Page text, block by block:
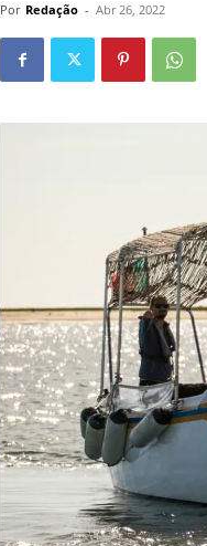
Por Redação - Abr 26, 2022